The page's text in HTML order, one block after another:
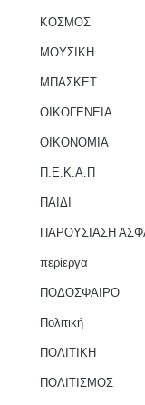
ΚΟΣΜΟΣ
ΜΟΥΣΙΚΗ
ΜΠΑΣΚΕΤ
ΟΙΚΟΓΕΝΕΙΑ
ΟΙΚΟΝΟΜΙΑ
Π.Ε.Κ.Α.Π
ΠΑΙΔΙ
ΠΑΡΟΥΣΙΑΣΗ
περίεργα
ΠΟΔΟΣΦΑΙΡΟ
Πολιτική
ΠΟΛΙΤΙΚΗ
ΠΟΛΙΤΙΣΜΟΣ